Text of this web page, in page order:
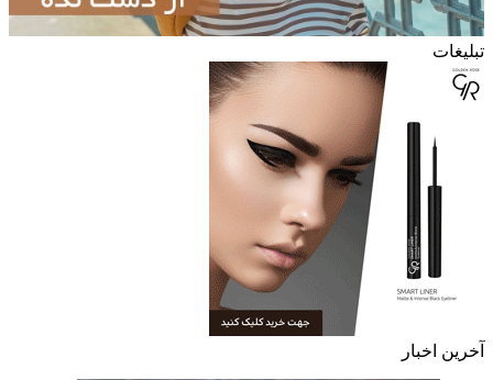
تبلیغات
آخرین اخبار